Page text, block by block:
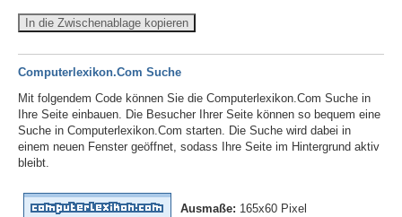
In die Zwischenablage kopieren
Computerlexikon.Com Suche
Mit folgendem Code können Sie die Computerlexikon.Com Suche in
Ihre Seite einbauen. Die Besucher Ihrer Seite können so bequem eine
Suche in Computerlexikon.Com starten. Die Suche wird dabei in
einem neuen Fenster geöffnet, sodass Ihre Seite im Hintergrund aktiv
bleibt.
Ausmaße: 165x60 Pixel